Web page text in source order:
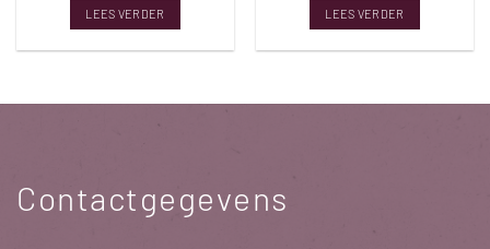
LEES VERDER LEES VERDER
Contactgegevens